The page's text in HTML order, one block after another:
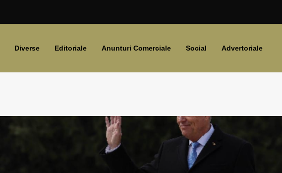
Diverse Editoriale Anunturi Comerciale Social Advertoriale